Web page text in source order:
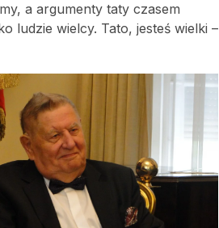
a argumenty taty czasem
ludzie wielcy. Tato, jesteś wielki –